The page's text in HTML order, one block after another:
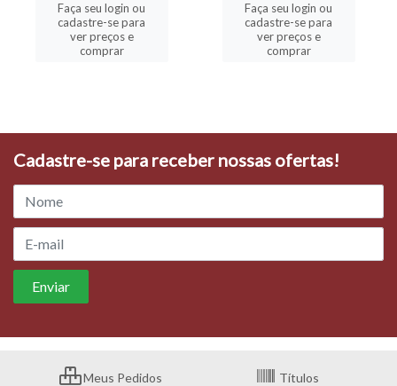
Faça seu login ou
cadastre-se para
ver preços e
comprar
Faça seu login ou
cadastre-se para
ver preços e
comprar
Cadastre-se para receber nossas ofertas!
Meus Pedidos Títulos